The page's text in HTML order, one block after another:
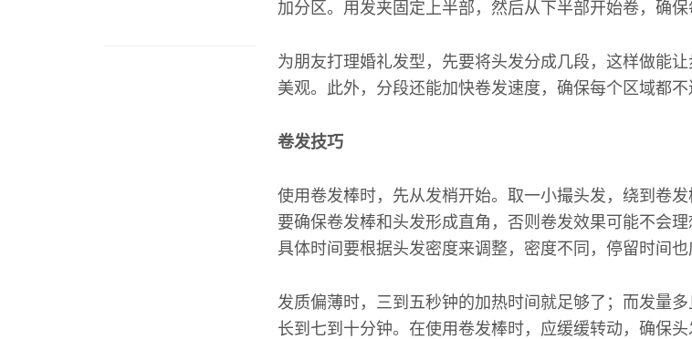
加分区。用发夹固定上半部，然后从下半部开始卷，确保
为朋友打理婚礼发型，先要将头发分成几段，这样做能
美观。此外，分段还能加快卷发速度，确保每个区域都不
卷发技巧
使用卷发棒时，先从发梢开始。取一小撮头发，绕到卷发
要确保卷发棒和头发形成直角，否则卷发效果可能不会理
具体时间要根据头发密度来调整，密度不同，停留时间也
发质偏薄时，三到五秒钟的加热时间就足够了；而发量
长到七到十分钟。在使用卷发棒时，应缓缓转动，确保